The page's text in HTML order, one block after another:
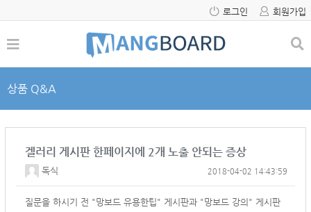
로그인 회원가입
상품 Q&A
겔러리 게시판 한페이지에 2개 노출 안되는 증상
독식 2018-04-02 14:43:59
질문을 하시기 전 "망보드 유용한팁" 게시판과 "망보드 강의" 게시판